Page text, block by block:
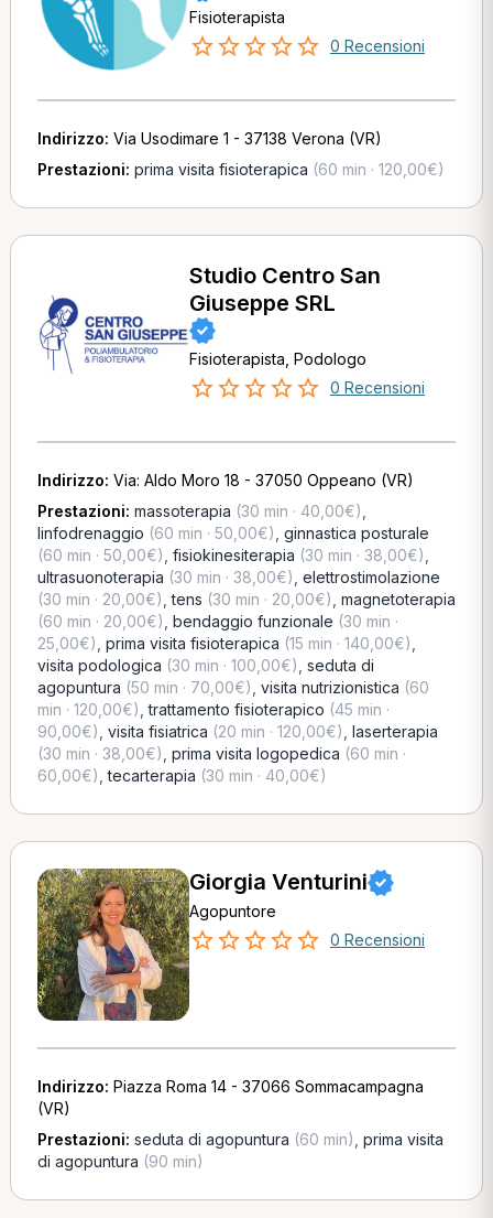
Fisioterapista
0 Recensioni
Indirizzo: Via Usodimare 1 - 37138 Verona (VR)
Prestazioni: prima visita fisioterapica (60 min · 120,00€)
Studio Centro San
Giuseppe SRL
Fisioterapista, Podologo
0 Recensioni
Indirizzo: Via: Aldo Moro 18 - 37050 Oppeano (VR)
Prestazioni: massoterapia (30 min · 40,00€)
linfodrenaggio (60 min · 50,00€) ginnastica posturale
(60 min · 50,00€) fisiokinesiterapia (30 min · 38,00€)
ultrasuonoterapia (30 min · 38,00€) elettrostimolazione
(30 min · 20,00€) ,tens (30 min · 20,00€) magnetoterapia
(60 min · 20,00€) bendaggio funzionale (30 min ·
25,00€) prima visita fisioterapica (15 min · 140,00€)
visita podologica (30 min · 100,00€) seduta di
agopuntura (50 min · 70,00€) visita nutrizionistica (60
min · 120,00€) ,trattamento fisioterapico (45 min ·
90,00€) visita fisiatrica (20 min · 120,00€) laserterapia
(30 min · 38,00€) prima visita logopedica (60 min ·
60,00€) ,tecarterapia (30 min · 40,00€)
Giorgia Venturini
Agopuntore
0 Recensioni
Indirizzo: Piazza Roma 14 - 37066 Sommacampagna
(VR)
Prestazioni: seduta di agopuntura (60 min) prima visita
di agopuntura (90 min)